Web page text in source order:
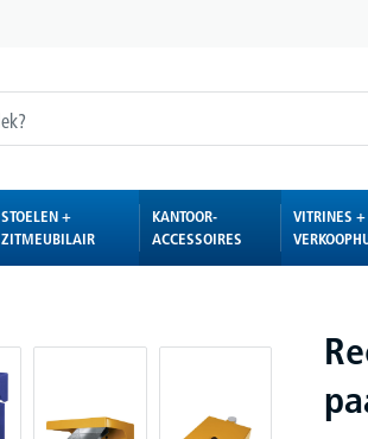
STOELEN +
ZITMEUBILAIR
KANTOOR-
ACCESSOIRES
VITRINES +